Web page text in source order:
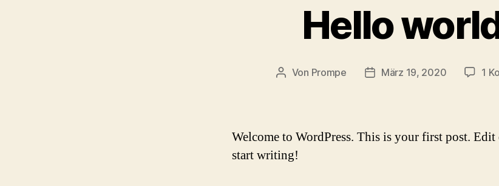
Hello
Beitragsautor
Von Prompe Beitragsdatum
März 19, 2020 1
Welcome to WordPress. This is your first post. Edit
start writing!